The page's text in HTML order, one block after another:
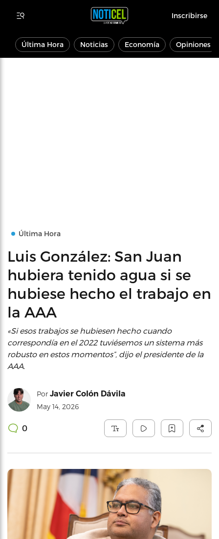
Inscribirse
Última Hora Noticias Economía Opiniones
Última Hora
Luis González: San Juan
hubiera tenido agua si se
hubiese hecho el trabajo en
la AAA
«Si esos trabajos se hubiesen hecho cuando
correspondía en el 2022 tuviésemos un sistema más
robusto en estos momentos”, dijo el presidente de la
AAA.
Por Javier Colón Dávila
May 14, 2026
0